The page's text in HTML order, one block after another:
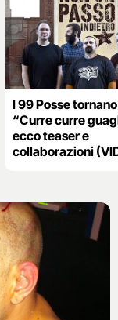
I 99 Posse
“Curre curre
ecco teaser e
collaborazioni